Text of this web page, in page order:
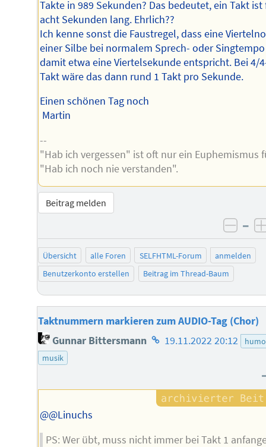
Takte in 989 Sekunden? Das bedeutet, ein Takt ist
acht Sekunden lang. Ehrlich??
Ich kenne sonst die Faustregel, dass eine
einer Silbe bei normalem Sprech- oder
damit etwa eine Viertelsekunde entspricht. Bei 4/
Takt wäre das dann rund 1 Takt pro Sekunde.
Einen schönen Tag noch
Martin
--
"Hab ich vergessen" ist oft nur ein Euphemismus
"Hab ich noch nie verstanden".
Beitrag melden
–
Übersicht alle Foren SELFHTML-Forum
anmelden
Benutzerkonto erstellen
Beitrag im Thread-Baum
Taktnummern markieren zum AUDIO-Tag (Chor)
Gunnar Bittersmann Homepage
19.11.2022 20:12
musik
@@Linuchs
PS: Wer übt, muss nicht immer bei Takt 1